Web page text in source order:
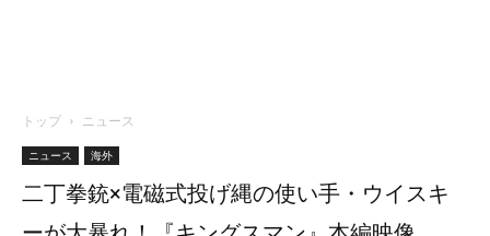
トップ ニュース
ニュース 海外
二丁拳銃×電磁式投げ縄の使い手・ウイスキ